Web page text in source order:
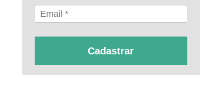
Cadastrar